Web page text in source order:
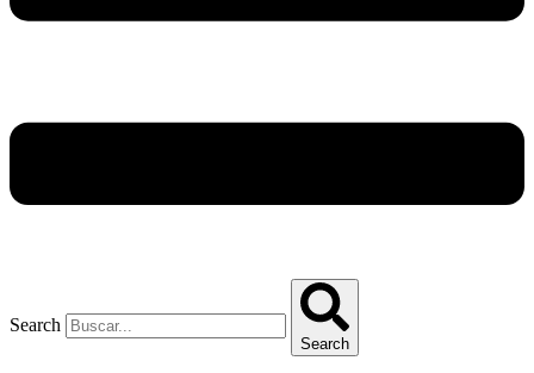
Search
Search